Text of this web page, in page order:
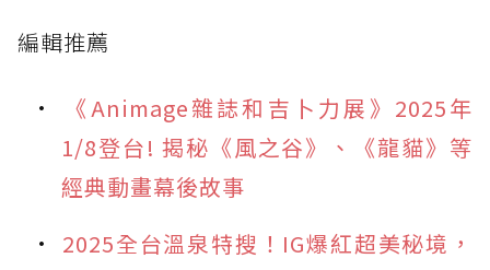
編輯推薦
《Animage雜誌和吉卜力展》2025年
1/8登台! 揭秘《風之谷》、《龍貓》等
經典動畫幕後故事
2025全台溫泉特搜！IG爆紅超美秘境，